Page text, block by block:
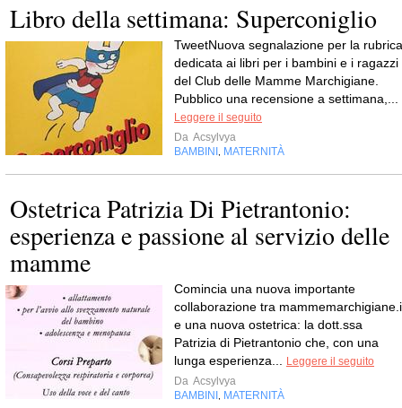
Libro della settimana: Superconiglio
TweetNuova segnalazione per la rubrica
dedicata ai libri per i bambini e i ragazzi
del Club delle Mamme Marchigiane.
Pubblico una recensione a settimana,...
Leggere il seguito
Da Acsylvya
BAMBINI
MATERNITÀ
Ostetrica Patrizia Di Pietrantonio:
esperienza e passione al servizio delle
mamme
Comincia una nuova importante
collaborazione tra
e una nuova ostetrica: la dott.ssa
Patrizia di Pietrantonio che, con una
lunga esperienza...
Leggere il seguito
Da Acsylvya
BAMBINI
MATERNITÀ